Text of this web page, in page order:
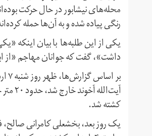
محله‌های نیشابور در حال حرکت
رنگی پیاده شده و به‌ آن‌ها حمله
یکی از این طلبه‌ها با بیان اینکه
داشت»، گفت که جوانان مهاجم «از
کشته شد.